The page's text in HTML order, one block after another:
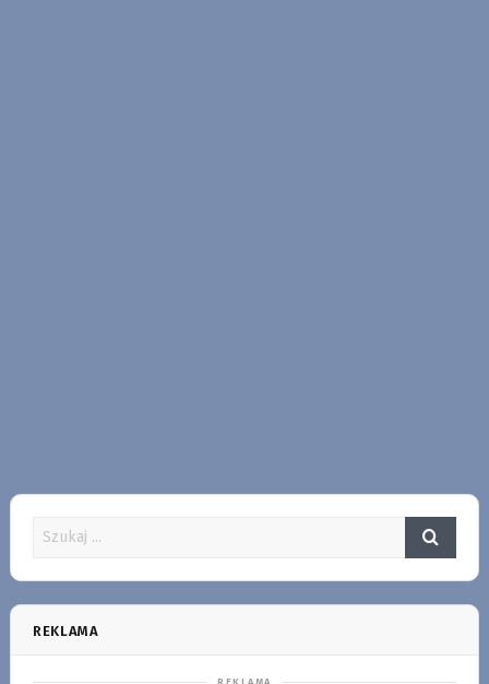
REKLAMA